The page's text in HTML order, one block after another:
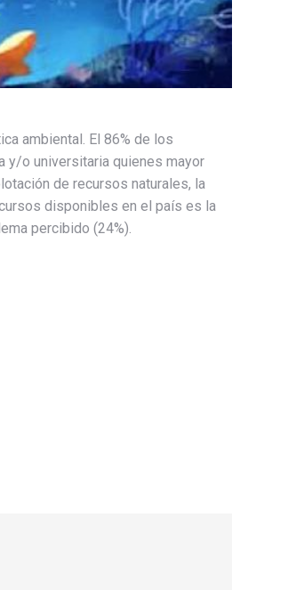
ambiental. El 86% de los
y/o universitaria quienes mayor
de recursos naturales, la
disponibles en el país es la
percibido (24%).